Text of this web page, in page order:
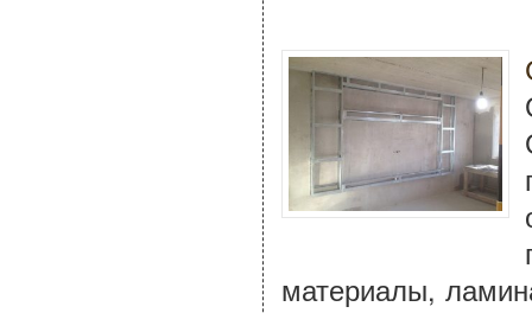
материалы,